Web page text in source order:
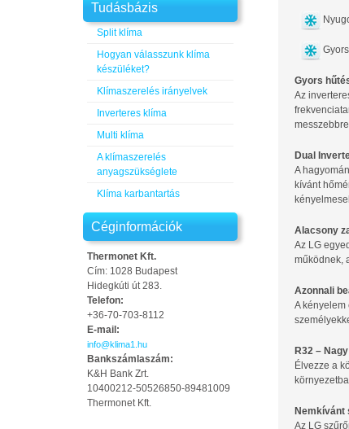
Gyors
Az
Dual
A
kívánt
Alacsony
Az LG
működnek,
Azonnali
A
R32 –
Élvezze a
Nemkívánt
Az LG
Tudásbázis
Split klíma
Hogyan válasszunk klíma
készüléket?
Klímaszerelés irányelvek
Inverteres klíma
Multi klíma
A klímaszerelés
anyagszükséglete
Klíma karbantartás
Céginformációk
Thermonet Kft.
Cím: 1028 Budapest
Hidegkúti út 283.
Telefon:
+36-70-703-8112
E-mail:
info@klima1.hu
Bankszámlaszám:
K&H Bank Zrt.
10400212-50526850-89481009
Thermonet Kft.